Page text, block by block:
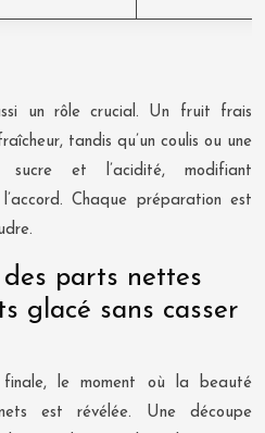
un rôle crucial. Un fruit frais
tandis qu’un coulis ou une
sucre et l’acidité, modifiant
Chaque préparation est
parts nettes
glacé sans casser
finale, le moment où la beauté
est révélée. Une découpe